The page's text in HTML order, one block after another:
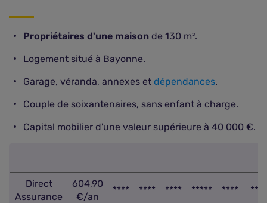
Propriétaires d'une maison de 130 m².
Logement situé à Bayonne.
Garage, véranda, annexes et dépendances.
Couple de soixantenaires, sans enfant à charge.
Capital mobilier d'une valeur supérieure à 40 000 €.
Direct
Assurance
604,90
€/an
**** **** **** ***** **** **